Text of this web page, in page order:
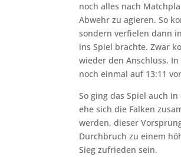
noch alles nach
Abwehr zu agieren. So
sondern verfielen dann
ins Spiel brachte. Zwar
wieder den Anschluss.
noch einmal auf 13:11
So ging das Spiel auch
ehe sich die Falken
werden, dieser
Durchbruch zu einem
Sieg zufrieden sein.